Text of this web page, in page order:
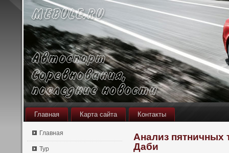
Главная Карта сайта Контакты
Главная
Тур
Анализ пятничных
Даби